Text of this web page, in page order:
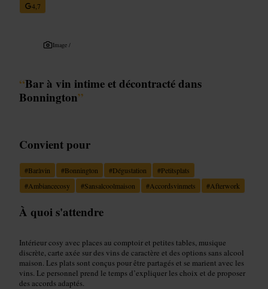
4,7
Image /
“Bar à vin intime et décontracté dans
Bonnington”
Convient pour
#Baràvin #Bonnington #Dégustation #Petitsplats
#Ambiancecosy #Sansalcoolmaison #Accordsvinmets #Afterwork
À quoi s'attendre
Intérieur cosy avec places au comptoir et petites tables, musique
discrète, carte axée sur des vins de caractère et des options sans alcool
maison. Les plats sont conçus pour être partagés et se marient avec les
vins. Le personnel prend le temps d’expliquer les choix et de proposer
des accords adaptés.